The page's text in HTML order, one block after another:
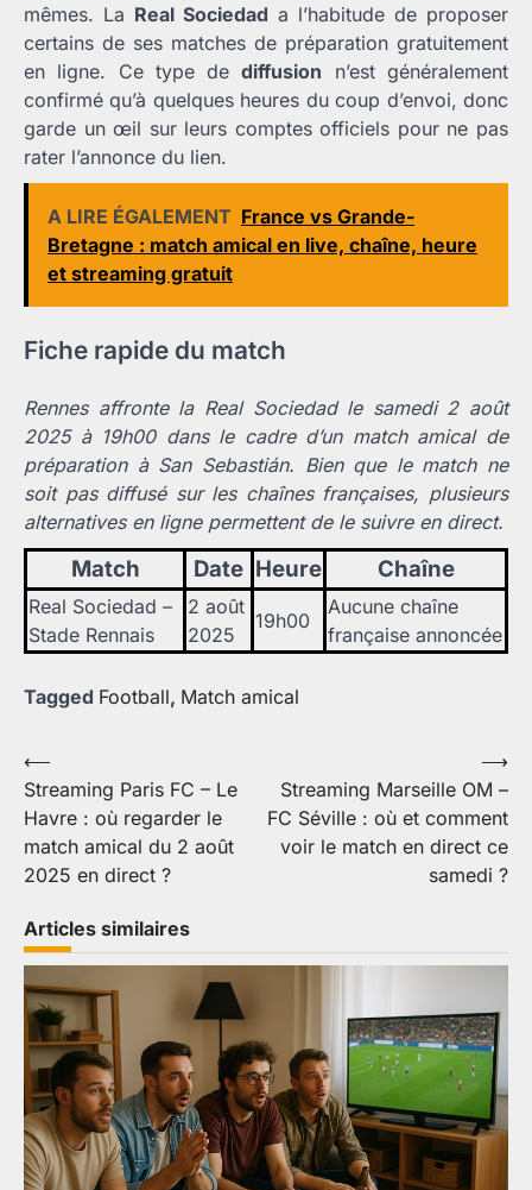
mêmes. La Real Sociedad a l’habitude de proposer
certains de ses matches de préparation gratuitement
en ligne. Ce type dediffusion n’est généralement
confirmé qu’à quelques heures du coup d’envoi, donc
garde un œil sur leurs comptes officiels pour ne pas
rater l’annonce du lien.
A LIRE ÉGALEMENT France vs Grande-
Bretagne : match amical en live, chaîne, heure
et streaming gratuit
Fiche rapide du match
Rennes affronte la Real Sociedad le samedi 2 août
2025 à 19h00 dans le cadre d’un match amical de
préparation à San Sebastián. Bien que le match ne
soit pas diffusé sur les chaînes françaises, plusieurs
alternatives en ligne permettent de le suivre en direct.
Match Date Heure Chaîne
Real Sociedad –
Stade Rennais
2 août
2025
19h00
Aucune chaîne
française annoncée
Tagged Football, Match amical
Navigation
de
l’article
⟵
Streaming Paris FC – Le
Havre : où regarder le
match amical du 2 août
2025 en direct ?
Streaming Marseille OM –
FC Séville : où et comment
voir le match en direct ce
samedi ?
⟶
Articles similaires